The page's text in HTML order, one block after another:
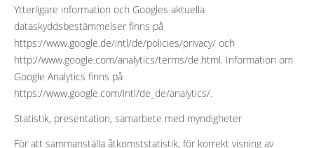
Ytterligare information och Googles aktuella
dataskyddsbestämmelser finns på
https://www.google.de/intl/de/policies/privacy/ och
http://www.google.com/analytics/terms/de.html. Information om
Google Analytics finns på
https://www.google.com/intl/de_de/analytics/.
Statistik, presentation, samarbete med myndigheter
För att sammanställa åtkomststatistik, för korrekt visning av